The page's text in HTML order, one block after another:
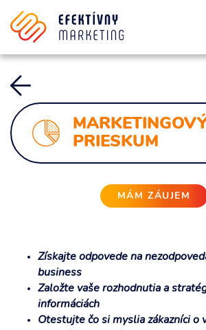
PRIESKUM
MÁM ZÁUJEM
Získajte odpovede na
business
Založte vaše rozhodnutia a
informáciách
Otestujte čo si myslia zákazníci o
PPC kampane
Správa sociálnych sietí
Content Marketing
Balíky služieb
Marketingový základ
Externý marketingový manažér